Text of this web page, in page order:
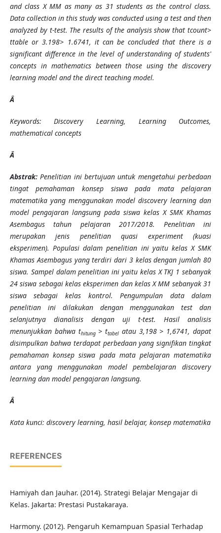
and class X MM as many as 31 students as the control class.
Data collection in this study was conducted using a test and then
analyzed by t-test. The results of the analysis show that tcount>
ttable or 3.198> 1.6741, it can be concluded that there is a
significant difference in the level of understanding of students'
concepts in mathematics between those using the discovery
learning model and the direct teaching model.
Â
Keywords: Discovery Learning, Learning Outcomes,
mathematical concepts
Â
Abstrak:Penelitian ini bertujuan untuk mengetahui perbedaan
tingat pemahaman konsep siswa pada mata pelajaran
matematika yang menggunakan model discovery learning dan
model pengajaran langsung pada siswa kelas X SMK Khamas
Asembagus tahun pelajaran 2017/2018. Penelitian ini
merupakan jenis penelitian quasi experiment (kuasi
eksperimen). Populasi dalam penelitian ini yaitu kelas X SMK
Khamas Asembagus yang terdiri dari 3 kelas dengan jumlah 80
siswa. Sampel dalam penelitian ini yaitu kelas X TKJ 1 sebanyak
24 siswa sebagai kelas eksperimen dan kelas X MM sebanyak 31
siswa sebagai kelas kontrol. Pengumpulan data dalam
penelitian ini dilakukan dengan menggunakan test dan
selanjutnya dianalisis dengan uji t-test. Hasil analisis
menunjukkan bahwa thitung> ttabel atau 3,198 > 1,6741, dapat
disimpulkan bahwa terdapat perbedaan yang signifikan tingkat
pemahaman konsep siswa pada mata pelajaran matematika
antara yang menggunakan model pembelajaran discovery
learning dan model pengajaran langsung.
Â
Kata kunci: discovery learning, hasil belajar, konsep matematika
REFERENCES
Hamiyah dan Jauhar. (2014). Strategi Belajar Mengajar di
Kelas. Jakarta: Prestasi Pustakaraya.
Harmony. (2012). Pengaruh Kemampuan Spasial Terhadap